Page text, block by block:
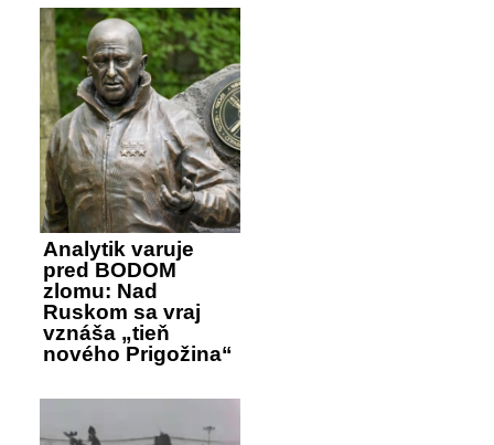
Analytik varuje
pred BODOM
zlomu: Nad
Ruskom sa vraj
vznáša „tieň
nového Prigožina“